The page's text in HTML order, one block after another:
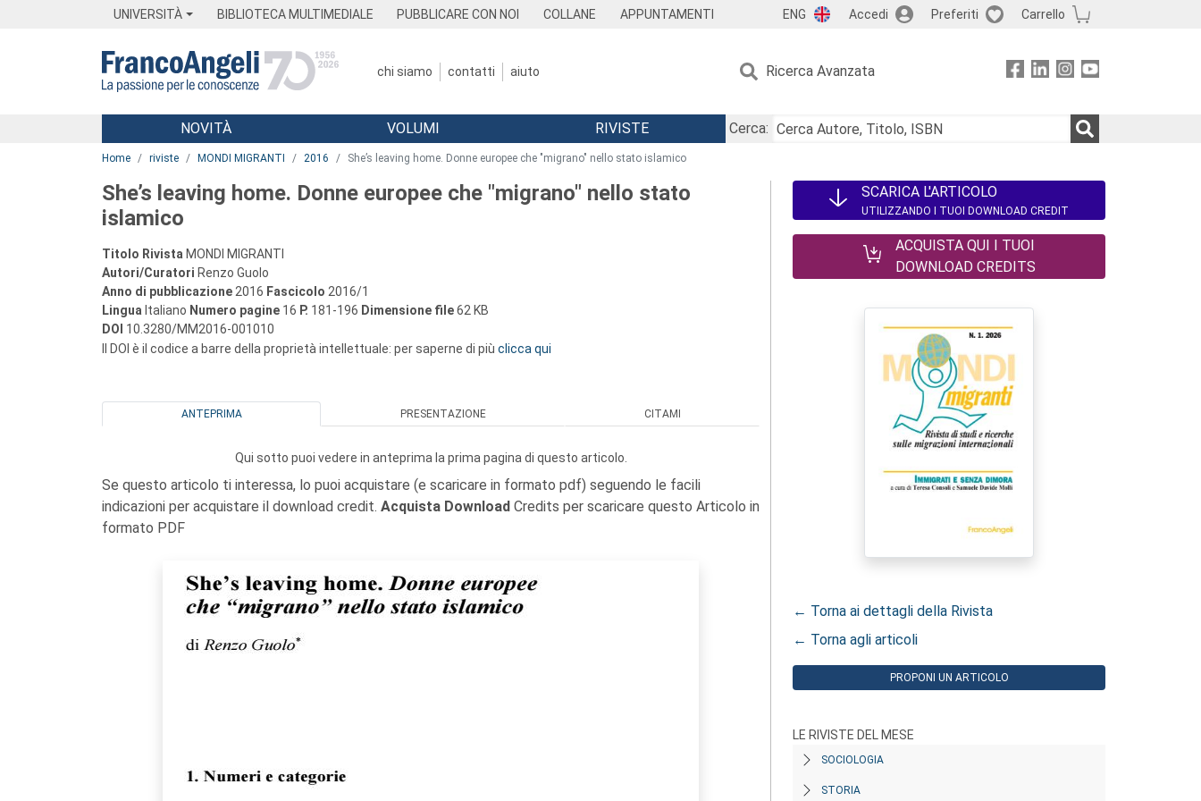
UNIVERSITÀ BIBLIOTECA MULTIMEDIALE PUBBLICARE CON NOI COLLANE APPUNTAMENTI ENG Accedi Preferiti Carrello
chi siamo contatti aiuto Ricerca Avanzata
Menu
NOVITÀ VOLUMI RIVISTE
Cerca:
Home riviste MONDI MIGRANTI 2016 She’s leaving home. Donne europee che "migrano" nello stato islamico
She’s leaving home. Donne europee che "migrano" nello stato
islamico
Titolo Rivista MONDI MIGRANTI
Autori/Curatori Renzo Guolo
Anno di pubblicazione 2016 Fascicolo 2016/1
Lingua Italiano Numero pagine 16 P. 181-196 Dimensione file62 KB
DOI 10.3280/MM2016-001010
Il DOI è il codice a barre della proprietà intellettuale: per saperne di più clicca qui
ANTEPRIMA PRESENTAZIONE CITAMI
Qui sotto puoi vedere in anteprima la prima pagina di questo articolo.
Se questo articolo ti interessa, lo puoi acquistare (e scaricare in formato pdf) seguendo le facili
indicazioni per acquistare il download credit. Acquista Download Credits per scaricare questo Articolo in
formato PDF
SCARICA L'ARTICOLO
UTILIZZANDO I TUOI DOWNLOAD CREDIT
ACQUISTA QUI I TUOI
DOWNLOAD CREDITS
← Torna ai dettagli della Rivista
← Torna agli articoli
PROPONI UN ARTICOLO
LE RIVISTE DEL MESE
SOCIOLOGIA
STORIA